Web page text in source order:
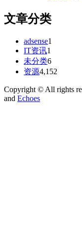
文章分类
adsense1
IT资讯1
未分类6
资源4,152
Copyright © All rights
and Echoes